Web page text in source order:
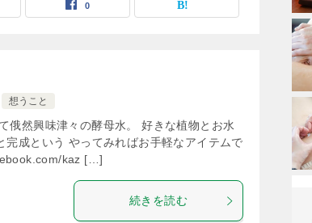
0
想うこと
俄然興味津々の酵母水。 好きな植物とお水
完成という やってみればお手軽なアイテムで
kaz […]
続きを読む